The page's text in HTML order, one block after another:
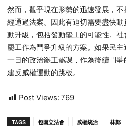
然而，觀乎現在形勢的迅速發展，
經通過法案。因此有迫切需要盡快
動升級，包括發動罷工的可能性。
罷工作為鬥爭升級的方案。如果民
一日的政治罷工罷課，作為後續鬥
建反威權運動的跳板。
Post Views: 769
TAGS 包圍立法會 威權統治 林鄭